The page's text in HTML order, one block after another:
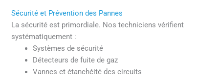
Sécurité et Prévention des Pannes
La sécurité est primordiale. Nos techniciens vérifient
systématiquement :
Systèmes de sécurité
Détecteurs de fuite de gaz
Vannes et étanchéité des circuits